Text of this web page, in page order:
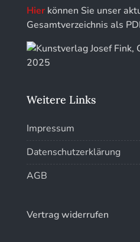
Hierkönnen Sie unser
Gesamtverzeichnis als
Weitere Links
Impressum
Datenschutzerklärung
AGB
Vertrag widerrufen